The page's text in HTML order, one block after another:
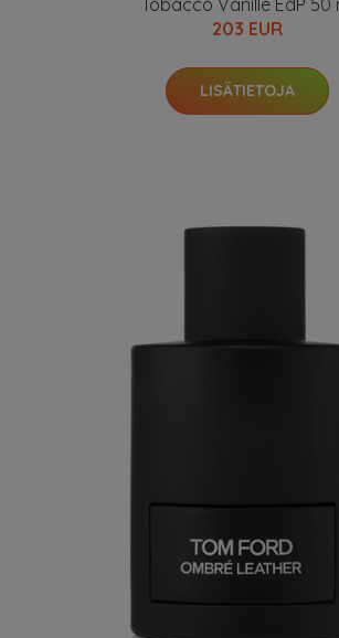
203 EUR
LISÄTIETOJA